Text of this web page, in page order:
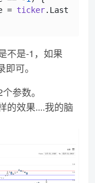
= ticker. Last
不是-1，如果
可。
参数。
的效果....我的脑